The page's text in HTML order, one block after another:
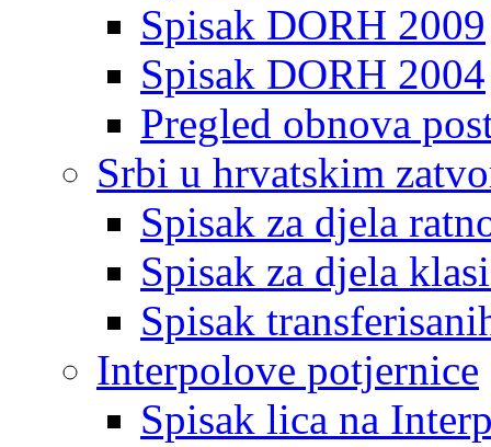
Spisak DORH 2009
Spisak DORH 2004
Pregled obnova
Srbi u hrvatskim
Spisak za djela
Spisak za djela
Spisak
Interpolove potjernice
Spisak lica na